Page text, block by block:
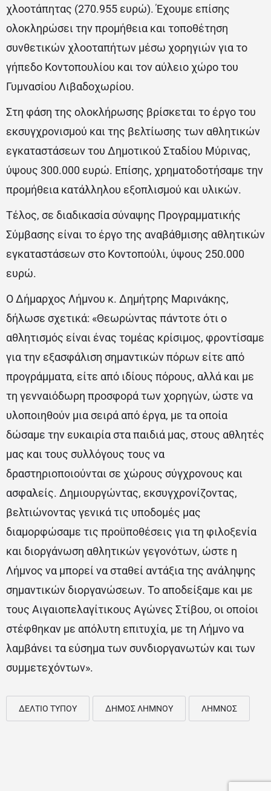
χλοοτάπητας (270.955 ευρώ). Έχουμε επίσης
ολοκληρώσει την προμήθεια και τοποθέτηση
συνθετικών χλοοταπήτων μέσω χορηγιών για το
γήπεδο Κοντοπουλίου και τον αύλειο χώρο του
Γυμνασίου Λιβαδοχωρίου.
Στη φάση της ολοκλήρωσης βρίσκεται το έργο του
εκσυγχρονισμού και της βελτίωσης των αθλητικών
εγκαταστάσεων του Δημοτικού Σταδίου Μύρινας,
ύψους 300.000 ευρώ. Επίσης, χρηματοδοτήσαμε την
προμήθεια κατάλληλου εξοπλισμού και υλικών.
Τέλος, σε διαδικασία σύναψης Προγραμματικής
Σύμβασης είναι το έργο της αναβάθμισης αθλητικών
εγκαταστάσεων στο Κοντοπούλι, ύψους 250.000
ευρώ.
Ο Δήμαρχος Λήμνου κ. Δημήτρης Μαρινάκης,
δήλωσε σχετικά: «Θεωρώντας πάντοτε ότι ο
αθλητισμός είναι ένας τομέας κρίσιμος, φροντίσαμε
για την εξασφάλιση σημαντικών πόρων είτε από
προγράμματα, είτε από ιδίους πόρους, αλλά και με
τη γενναιόδωρη προσφορά των χορηγών, ώστε να
υλοποιηθούν μια σειρά από έργα, με τα οποία
δώσαμε την ευκαιρία στα παιδιά μας, στους αθλητές
μας και τους συλλόγους τους να
δραστηριοποιούνται σε χώρους σύγχρονους και
ασφαλείς. Δημιουργώντας, εκσυγχρονίζοντας,
βελτιώνοντας γενικά τις υποδομές μας
διαμορφώσαμε τις προϋποθέσεις για τη φιλοξενία
και διοργάνωση αθλητικών γεγονότων, ώστε η
Λήμνος να μπορεί να σταθεί αντάξια της ανάληψης
σημαντικών διοργανώσεων. Το αποδείξαμε και με
τους Αιγαιοπελαγίτικους Αγώνες Στίβου, οι οποίοι
στέφθηκαν με απόλυτη επιτυχία, με τη Λήμνο να
λαμβάνει τα εύσημα των συνδιοργανωτών και των
συμμετεχόντων».
ΔΕΛΤΙΟ ΤΥΠΟΥ ΔΗΜΟΣ ΛΗΜΝΟΥ ΛΗΜΝΟΣ